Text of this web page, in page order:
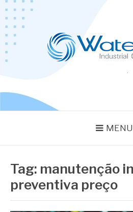
Pular
para
conteúdo
MENU
Tag: manutenção
preventiva preço